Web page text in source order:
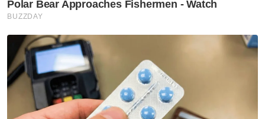
tiga komponen utama
melibatkan struktur ATM -
Menteri Pertahanan
Nasional
Tindakan sita kontena muatan
ke Israel bukti ketegasan
Malaysia - Anwar